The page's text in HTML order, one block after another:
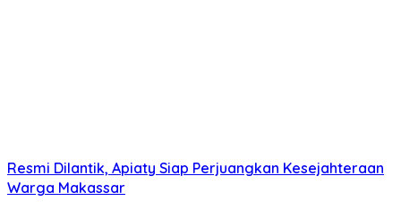
Resmi Dilantik, Apiaty Siap Perjuangkan Kesejahteraan
Warga Makassar